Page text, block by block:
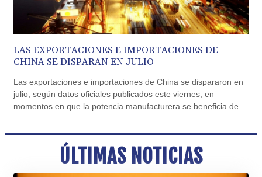
ERN 17.342035
ETB 186.049588
FJD 2.553384
FKP 0.8566
GBP 0.858527
GGP 0.8566
GHS 13.526832
GIP 0.8566
GNF 10123.874202
GTQ 8.794891
GYD 241.157003
HKD 9.067746
LAS EXPORTACIONES E IMPORTACIONES DE
CHINA SE DISPARAN EN JULIO
Las exportaciones e importaciones de China se dispararon en
julio, según datos oficiales publicados este viernes, en
momentos en que la potencia manufacturera se beneficia de
demanda internacional de sus productos tecnológicos.
ÚLTIMAS NOTICIAS